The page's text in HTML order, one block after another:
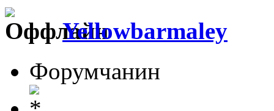
Yellowbarmaley
Форумчанин